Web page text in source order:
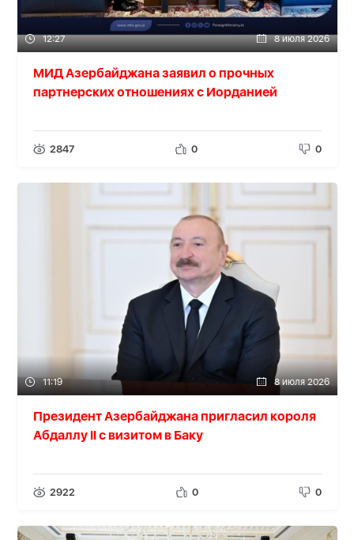
12:27 8 июля 2026
МИД Азербайджана заявил о прочных
партнерских отношениях с Иорданией
2847 0 0
11:19 8 июля 2026
Президент Азербайджана пригласил короля
Абдаллу II с визитом в Баку
2922 0 0